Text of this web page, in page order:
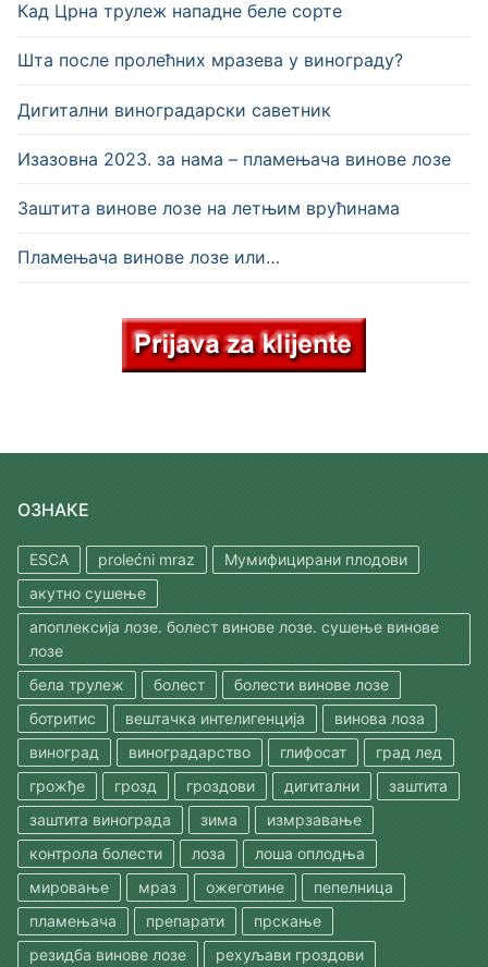
Кад Црна трулеж нападне беле сорте
Шта после пролећних мразева у винограду?
Дигитални виноградарски саветник
Изазовна 2023. за нама – пламењача винове лозе
Заштита винове лозе на летњим врућинама
Пламењача винове лозе или…
ОЗНАКЕ
ESCA prolećni mraz
Мумифицирани плодови
акутно сушење
апоплексија лозе. болест винове лозе. сушење винове
лозе
бела трулеж
болест
болести винове лозе
ботритис
вештачка интелигенција
винова лоза
виноград
виноградарство глифосат
град лед
грожђе
грозд гроздови дигитални
заштита
заштита винограда
зима
измрзавање
контрола болести
лоза
лоша оплодња
мировање
мраз ожеготине
пепелница
пламењача
препарати
прскање
резидба винове лозе
рехуљави гроздови